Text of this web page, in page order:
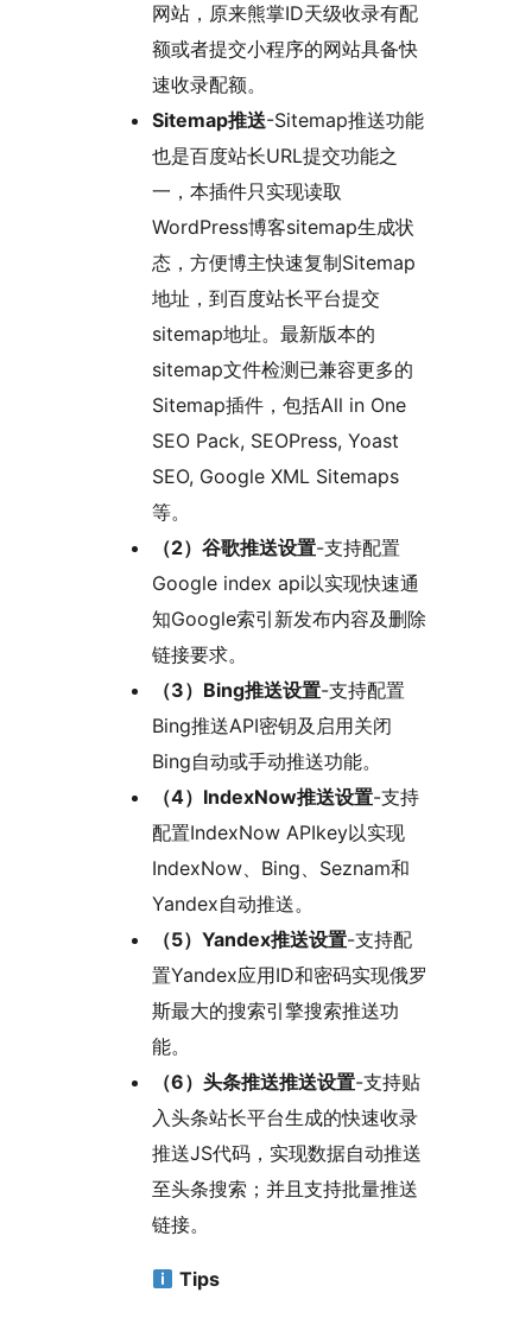
网站，原来熊掌ID天级收录有配
额或者提交小程序的网站具备快
速收录配额。
Sitemap推送-Sitemap推送功能
也是百度站长URL提交功能之
一，本插件只实现读取
WordPress博客sitemap生成状
态，方便博主快速复制Sitemap
地址，到百度站长平台提交
sitemap地址。最新版本的
sitemap文件检测已兼容更多的
Sitemap插件，包括All in One
SEO Pack, SEOPress, Yoast
SEO, Google XML Sitemaps
等。
（2）谷歌推送设置-支持配置
Google index api以实现快速通
知Google索引新发布内容及删除
链接要求。
（3）Bing推送设置-支持配置
Bing推送API密钥及启用关闭
Bing自动或手动推送功能。
（4）IndexNow推送设置-支持
配置IndexNow APIkey以实现
IndexNow、Bing、Seznam和
Yandex自动推送。
（5）Yandex推送设置-支持配
置Yandex应用ID和密码实现俄罗
斯最大的搜索引擎搜索推送功
能。
（6）头条推送推送设置-支持贴
入头条站长平台生成的快速收录
推送JS代码，实现数据自动推送
至头条搜索；并且支持批量推送
链接。
Tips